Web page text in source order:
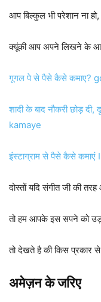
आप बिल्कुल भी परेशान ना हो,
क्यूंकी आप अपने लिखने के
गूगल पे से पैसे कैसे कमाए?
शादी के बाद नौकरी छोड़
kamaye
इंस्टाग्राम से पैसे कैसे
दोस्तों यदि संगीत जी की
तो हम आपके इस सपने को
तो देखते है की किस प्रकार
अमेज़न के जरिए